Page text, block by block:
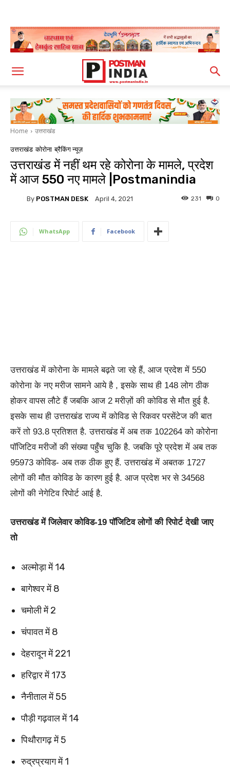
Home उत्तराखंड
उत्तराखंड कोरोना ब्रैकिंग न्यूज़
उत्तराखंड में नहीं थम रहे कोरोना के मामले, प्रदेश
में आज 550 नए मामले |Postmanindia
By POSTMAN DESK April 4, 2021 0
231
WhatsApp Facebook
उत्तराखंड में कोरोना के मामले बढ़ते जा रहे हैं, आज प्रदेश में 550
कोरोना के नए मरीज सामने आये है , इसके साथ ही 148 लोग ठीक
होकर वापस लौटे हैं जबकि आज 2 मरीज़ों की कोविड से मौत हुई है.
इसके साथ ही उत्तराखंड राज्य में कोविड से रिकवर परसेंटेज की बात
करें तो 93.8 प्रतिशत है. उत्तराखंड में अब तक 102264 को कोरोना
पॉजिटिव मरीजों की संख्या पहुँच चुकि है. जबकि पूरे प्रदेश में अब तक
95973 कोविड- अब तक ठीक हुए हैं. उत्तराखंड में अबतक 1727
लोगों की मौत कोविड के कारण हुई है. आज प्रदेश भर से 34568
लोगों की नेगेटिव रिपोर्ट आई है.
उत्तराखंड में जिलेवार कोविड-19 पॉजिटिव लोगों की रिपोर्ट देखी जाए
तो
अल्मोड़ा में 14
बागेश्वर में 8
चमोली में 2
चंपावत में 8
देहरादून में 221
हरिद्वार में 173
नैनीताल में 55
पौड़ी गढ़वाल में 14
पिथौरागढ़ में 5
रुद्रप्रयाग में 1